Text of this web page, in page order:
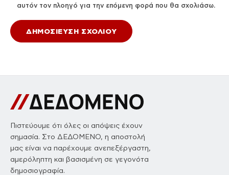
αυτόν τον πλοηγό για την επόμενη φορά που θα σχολιάσω.
Πιστεύουμε ότι όλες οι απόψεις έχουν
σημασία. Στο ΔΕΔΟΜΕΝΟ, η αποστολή
μας είναι να παρέχουμε ανεπεξέργαστη,
αμερόληπτη και βασισμένη σε γεγονότα
δημοσιογραφία.